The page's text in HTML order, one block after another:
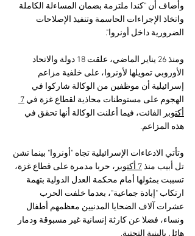
وأضاف أن "كندا ملتزمة بضمان المساءلة الكاملة
واتخاذ الإجراءات الحاسمة وتنفيذ الإصلاحات
الضرورية داخل أونروا".
ومنذ 26 يناير الماضي، علقت 18 دولة والاتحاد
الأوروبي تمويلها لأونروا، على خلفية مزاعم
إسرائيلية أن موظفين من الوكالة شاركوا في
الهجوم على مستوطنات محاذية لقطاع غزة في
أكتوبر الفائت، فيما أعلنت الوكالة أنها تحقق في
هذه المزاعم.
وتأتي الادعاءات الإسرائيلية تجاه "أونروا" بينما تشن
تل أبيب منذ 7 أكتوبر
، حربا مدمرة على قطاع غزة،
تسببت بمثولها أمام محكمة العدل الدولية بتهمة
ارتكاب "إبادة جماعية"، بعدما خلفت الحرب
عشرات آلاف الضحايا المدنيين معظمهم أطفال
ونساء، فضلا عن كارثة إنسانية غير مسبوقة ودمار
هائل بالبنية التحتية.